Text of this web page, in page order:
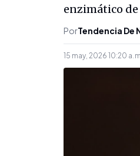
enzimático
PorTendencia De
15 may, 2026 10:20 a.